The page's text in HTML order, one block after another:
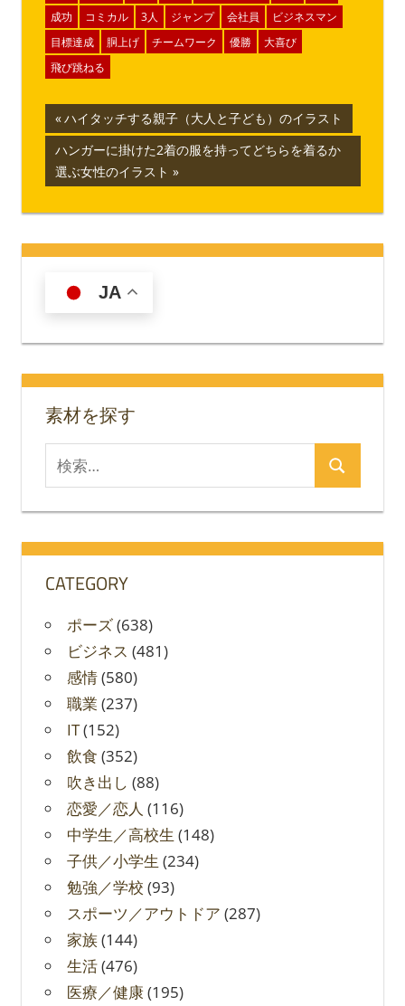
成功 コミカル 3人 ジャンプ 会社員
ビジネスマン
目標達成
胴上げ チームワーク 優勝
大喜び
飛び跳ねる
投
稿
ナ
ビ
ゲ
ー
ョ
ン
前
の
記
事:
ハイタッチする親子（大人と子ども）のイラスト
次
の
記
事:
ハンガーに掛けた2着の服を持ってどちらを着るか
選ぶ女性のイラスト
JA
素材を探す
索
対
検
CATEGORY
ポーズ(638)
ビジネス (481)
感情(580)
職業 (237)
IT(152)
飲食 (352)
吹き出し (88)
恋愛／恋人 (116)
中学生／高校生 (148)
子供／小学生 (234)
勉強／学校 (93)
スポーツ／アウトドア (287)
家族(144)
生活(476)
医療／健康(195)